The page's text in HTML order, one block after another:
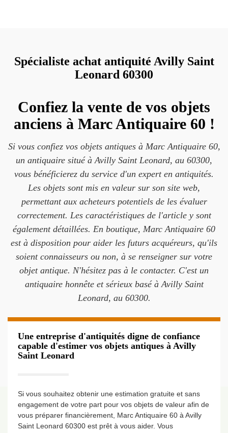
Spécialiste achat antiquité Avilly Saint
Leonard 60300
Confiez la vente de vos objets
anciens à Marc Antiquaire 60 !
Si vous confiez vos objets antiques à Marc Antiquaire 60,
un antiquaire situé à Avilly Saint Leonard, au 60300,
vous bénéficierez du service d'un expert en antiquités.
Les objets sont mis en valeur sur son site web,
permettant aux acheteurs potentiels de les évaluer
correctement. Les caractéristiques de l'article y sont
également détaillées. En boutique, Marc Antiquaire 60
est à disposition pour aider les futurs acquéreurs, qu'ils
soient connaisseurs ou non, à se renseigner sur votre
objet antique. N'hésitez pas à le contacter. C'est un
antiquaire honnête et sérieux basé à Avilly Saint
Leonard, au 60300.
Une entreprise d'antiquités digne de confiance
capable d'estimer vos objets antiques à Avilly
Saint Leonard
Si vous souhaitez obtenir une estimation gratuite et sans
engagement de votre part pour vos objets de valeur afin de
vous préparer financièrement, Marc Antiquaire 60 à Avilly
Saint Leonard 60300 est prêt à vous aider. Vous